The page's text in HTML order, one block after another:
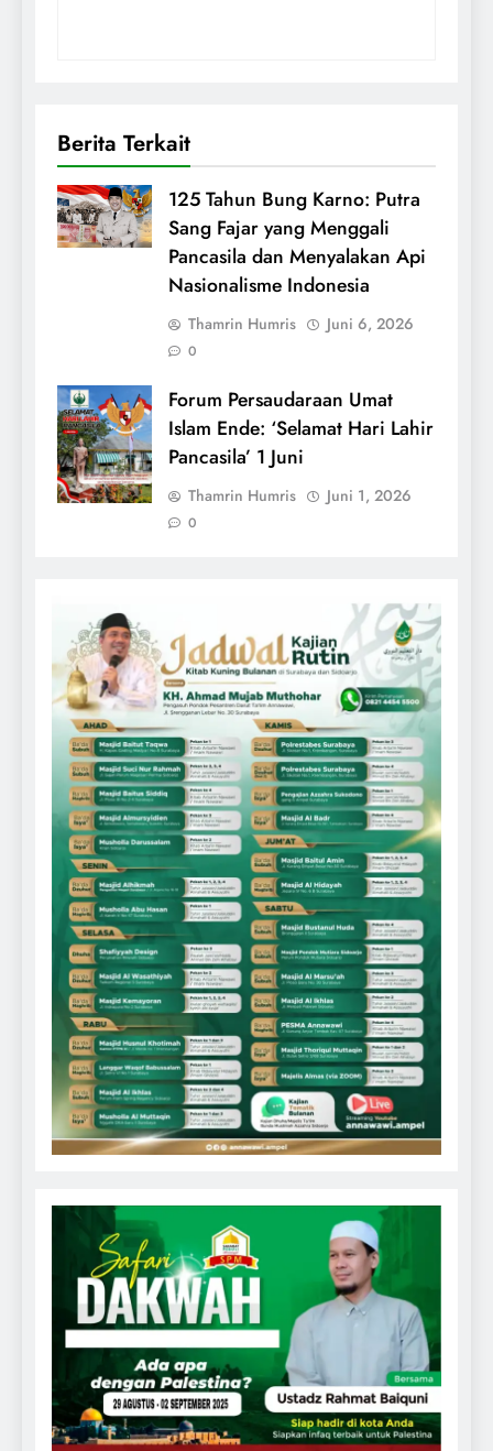
Berita Terkait
125 Tahun Bung Karno: Putra
Sang Fajar yang Menggali
Pancasila dan Menyalakan Api
Nasionalisme Indonesia
Thamrin Humris Juni 6, 2026
0
Forum Persaudaraan Umat
Islam Ende: ‘Selamat Hari Lahir
Pancasila’ 1 Juni
Thamrin Humris Juni 1, 2026
0